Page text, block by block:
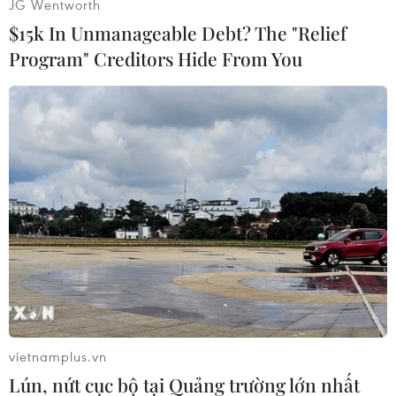
#Nga #Tàu vũ trụ #Trái Đất #Vệ tinh
#Sao Hỏa
#Nguy hiểm
#Khí quyển Áo Nga
Theo dõi VietnamPlus
JG Wentworth
$15k In Unmanageable Debt? The "Relief
Program" Creditors Hide From You
vietnamplus.vn
Lún, nứt cục bộ tại Quảng trường lớn nhất